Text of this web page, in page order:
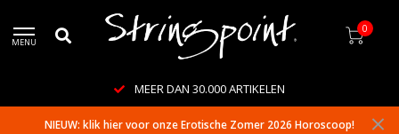
MENU
0
MEER DAN 30.000 ARTIKELEN
NIEUW: klik hier voor onze Erotische Zomer 2026 Horoscoop!